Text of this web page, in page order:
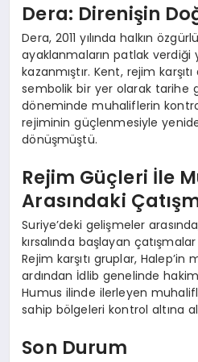
Dera: Direnişin
Dera, 2011 yılında halkın
ayaklanmaların patlak verdiği
kazanmıştır. Kent, rejim karşıtı
sembolik bir yer olarak tarihe
döneminde muhaliflerin
rejiminin güçlenmesiyle
dönüşmüştü.
Rejim Güçleri İle
Arasındaki
Suriye’deki gelişmeler
kırsalında başlayan
Rejim karşıtı gruplar,
ardından İdlib genelinde
Humus ilinde ilerleyen
sahip bölgeleri kontrol altına
Son Durum